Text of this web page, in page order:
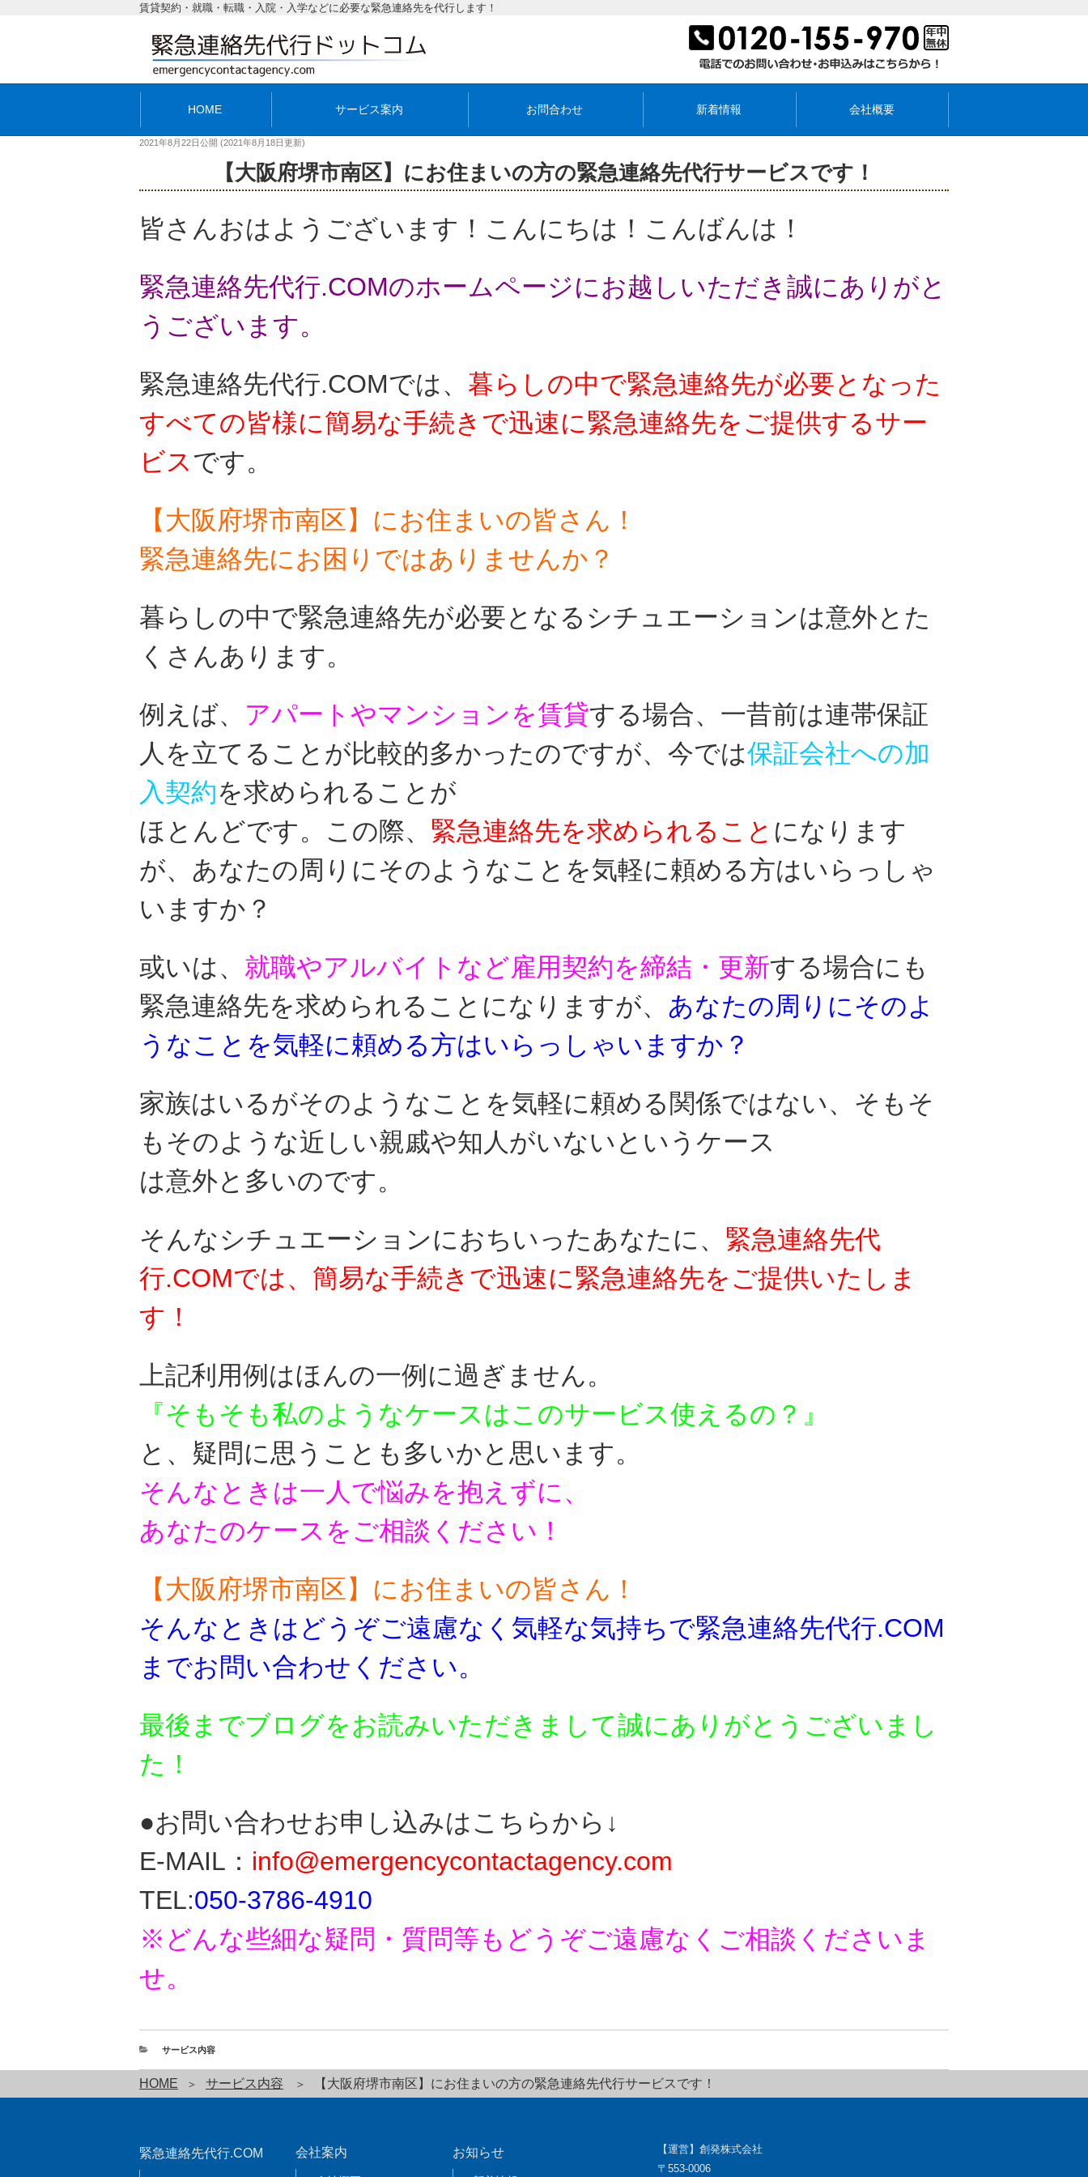
賃貸契約・就職・転職・入院・入学などに必要な緊急連絡先を代行します！
HOME サービス案内 お問合わせ 新着情報 会社概要
2021年8月22日公開 (2021年8月18日更新)
【大阪府堺市南区】にお住まいの方の緊急連絡先代行サービスです！
皆さんおはようございます！こんにちは！こんばんは！
緊急連絡先代行.COMのホームページにお越しいただき 誠にありがと
うございます。
緊急連絡先代行.COMでは、 暮らしの中で緊急連絡先が必要となった
すべての皆様に簡易な手続きで迅速に緊急連絡先をご提供するサー
ビスです。
【大阪府堺市南区】にお住まいの皆さん！
緊急連絡先にお困りではありませんか？
暮らしの中で緊急連絡先が必要となるシチュエーションは意外とた
くさんあります。
例えば、 アパートやマンションを賃貸する場合、 一昔前は連帯保証
人を立てることが比較的多かったのですが、今では保証会社への加
入契約を求められることが
ほとんどです。この際、 緊急連絡先を求められること になります
が、あなたの周りにそのようなことを気軽に頼める方はいらっしゃ
いますか？
或いは、 就職やアルバイトなど雇用契約を締結・更新する場合に も
緊急連絡先を求められることになりますが、 あなたの周りにそのよ
うなことを気軽に頼める方はいらっしゃいますか？
家族はいるがそのようなことを気軽に頼める関係ではない、 そもそ
もそのような近しい親戚や知人がいないというケース
は意外と多いのです。
そんなシチュエーションにおちいったあなたに、 緊急連絡先代
行.COMでは、簡易な手続きで迅速に緊急連絡先をご提供いたしま
す！
上記利用例はほんの一例に過ぎません。
『そもそも私のようなケースはこのサービス使えるの？』
と、疑問に思うことも多いかと思います。
そんなときは一人で悩みを抱えずに、
あなたのケースをご相談ください！
【大阪府堺市南区】にお住まいの皆さん！
そんなときはどうぞご遠慮なく気軽な気持ちで緊急連絡先代行.COM
までお問い合わせください。
最後までブログをお読みいただきまして誠にありがとう ございまし
た！
●お問い合わせお申し込みはこちらから↓
E-MAIL： info@emergencycontactagency.com
TEL:050-3786-4910
※どんな些細な疑問・質問等もどうぞご遠慮なく ご相談くださいま
せ。
サービス内容
HOME サービス内容 【大阪府堺市南区】にお住まいの方の緊急連絡先代行サービスです！
緊急連絡先代行.COM 会社案内 お知らせ
【運営】創発株式会社
〒553-0006